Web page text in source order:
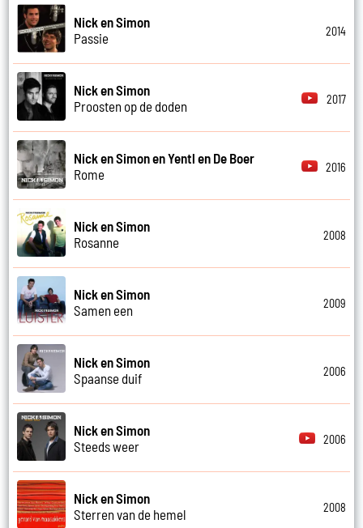
Nick en Simon
Passie
2014
Nick en Simon
Proosten op de doden
2017
Nick en Simon en Yentl en De Boer
Rome
2016
Nick en Simon
Rosanne
2008
Nick en Simon
Samen een
2009
Nick en Simon
Spaanse duif
2006
Nick en Simon
Steeds weer
2006
Nick en Simon
Sterren van de hemel
2008